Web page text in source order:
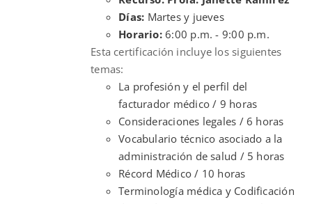
Días: Martes y jueves
Horario:6:00 p.m. - 9:00 p.m.
Esta certificación incluye los siguientes
temas:
La profesión y el perfil del
facturador médico / 9 horas
Consideraciones legales / 6 horas
Vocabulario técnico asociado a la
administración de salud / 5 horas
Récord Médico / 10 horas
Terminología médica y Codificación